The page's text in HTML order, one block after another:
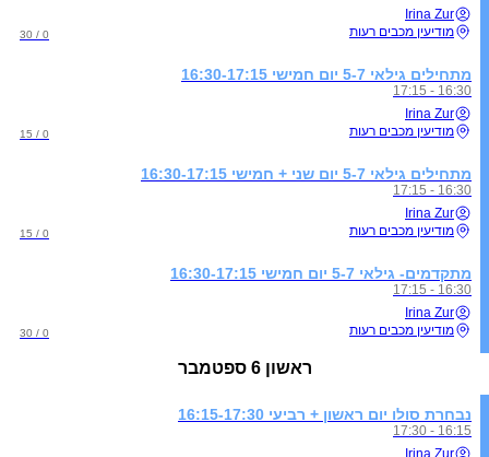
Irina Zur
מודיעין מכבים רעות
0 / 30
מתחילים גילאי 5-7 יום חמישי 16:30-17:15
16:30 - 17:15
Irina Zur
מודיעין מכבים רעות
0 / 15
מתחילים גילאי 5-7 יום שני + חמישי 16:30-17:15
16:30 - 17:15
Irina Zur
מודיעין מכבים רעות
0 / 15
מתקדמים- גילאי 5-7 יום חמישי 16:30-17:15
16:30 - 17:15
Irina Zur
מודיעין מכבים רעות
0 / 30
ראשון 6 ספטמבר
נבחרת סולו יום ראשון + רביעי 16:15-17:30
16:15 - 17:30